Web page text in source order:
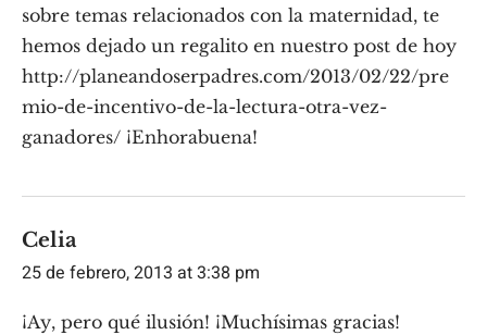
sobre temas relacionados con la maternidad, te
hemos dejado un regalito en nuestro post de hoy
http://planeandoserpadres.com/2013/02/22/pre
mio-de-incentivo-de-la-lectura-otra-vez-
ganadores/ ¡Enhorabuena!
Celia
25 de febrero, 2013 at 3:38 pm
¡Ay, pero qué ilusión! ¡Muchísimas gracias!